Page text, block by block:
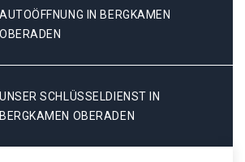
AUTOÖFFNUNG IN BERGKAMEN
OBERADEN
UNSER SCHLÜSSELDIENST IN
BERGKAMEN OBERADEN